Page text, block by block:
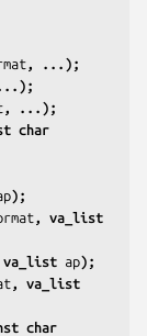
, ...);
, ...);
char
);
ap);
char